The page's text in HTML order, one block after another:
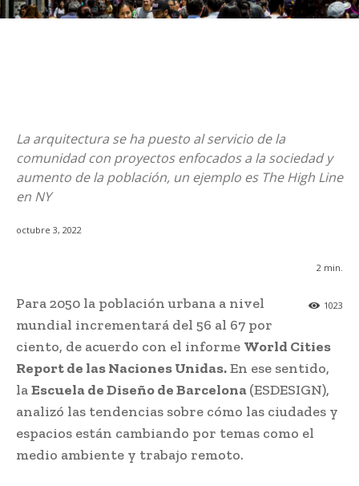
La arquitectura se ha puesto al servicio de la
comunidad con proyectos enfocados a la sociedad y
aumento de la población, un ejemplo es The High Line
en NY
octubre 3, 2022
2 min.
1023
Para 2050 la población urbana a nivel
mundial incrementará del 56 al 67 por
ciento, de acuerdo con el informe World Cities
Report de las Naciones Unidas.En ese sentido,
laEscuela de Diseño de Barcelona(ESDESIGN),
analizó las tendencias sobre cómo las ciudades y
espacios están cambiando por temas como el
medio ambiente y trabajo remoto.